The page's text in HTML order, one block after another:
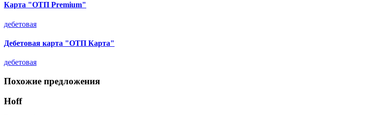
Карта "ОТП Premium"
дебетовая
Дебетовая карта "ОТП Карта"
дебетовая
Похожие предложения
Hoff